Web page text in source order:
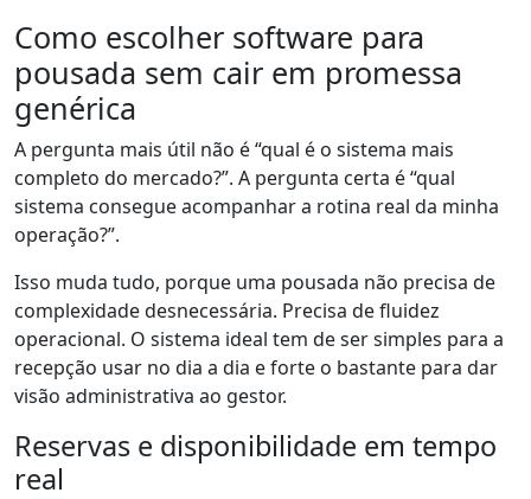
Como escolher software para
pousada sem cair em promessa
genérica
A pergunta mais útil não é “qual é o sistema mais
completo do mercado?”. A pergunta certa é “qual
sistema consegue acompanhar a rotina real da minha
operação?”.
Isso muda tudo, porque uma pousada não precisa de
complexidade desnecessária. Precisa de fluidez
operacional. O sistema ideal tem de ser simples para a
recepção usar no dia a dia e forte o bastante para dar
visão administrativa ao gestor.
Reservas e disponibilidade em tempo
real